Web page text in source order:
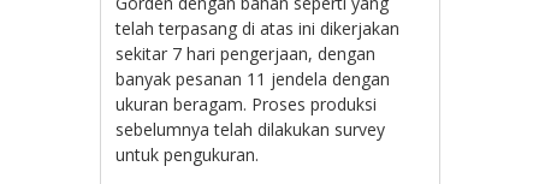
telah terpasang di atas ini dikerjakan
sekitar 7 hari pengerjaan, dengan
banyak pesanan 11 jendela dengan
ukuran beragam. Proses produksi
sebelumnya telah dilakukan survey
untuk pengukuran.